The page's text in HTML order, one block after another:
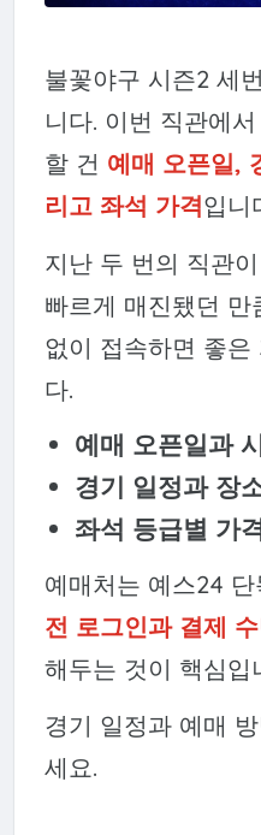
불꽃야구 시즌2 세
니다. 이번 직관에
할 건 예매 오픈일,
리고 좌석 가격입니
지난 두 번의 직관
빠르게 매진됐던 만
없이 접속하면 좋은
다.
예매 오픈일과
경기 일정과 장
좌석 등급별 가
예매처는 예스24 단
전 로그인과 결제
해두는 것이 핵심입
경기 일정과 예매
세요.